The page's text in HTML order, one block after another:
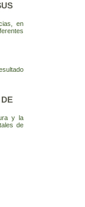
en
y la
de